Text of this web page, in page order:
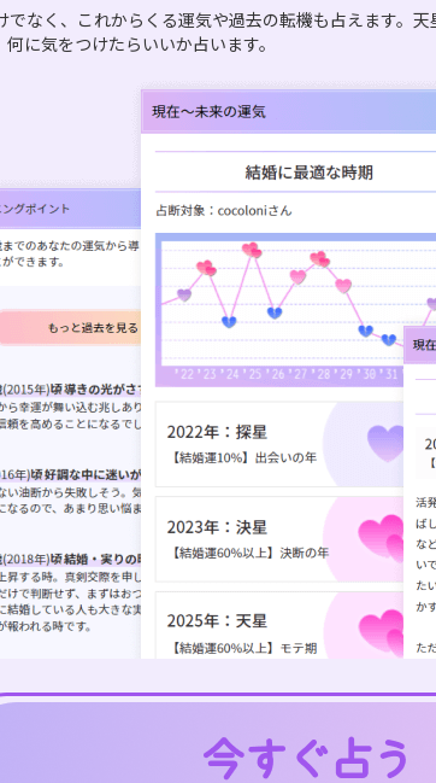
でなく、これからくる運気や過去の転機も占えます。
に気をつけたらいいか占います。